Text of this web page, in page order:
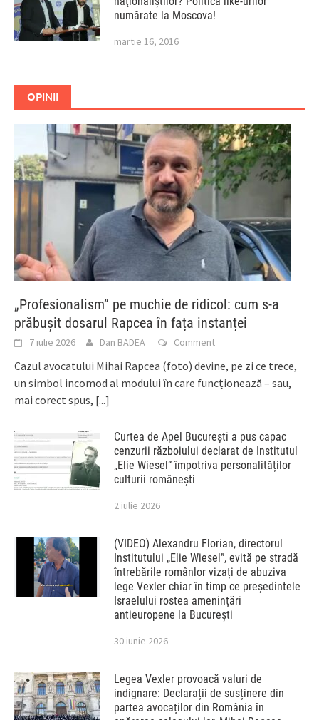
numărate la Moscova!
martie 16, 2016
OPINII
„Profesionalism” pe muchie de ridicol: cum s-a
prăbușit dosarul Rapcea în fața instanței
7 iulie 2026 Dan BADEA Comment
Cazul avocatului Mihai Rapcea (foto) devine, pe zi ce trece,
un simbol incomod al modului în care funcționează – sau,
mai corect spus, [...]
Curtea de Apel București a pus capac
cenzurii războiului declarat de Institutul
„Elie Wiesel” împotriva personalităților
culturii românești
2 iulie 2026
(VIDEO) Alexandru Florian, directorul
Institutului „Elie Wiesel”, evită pe stradă
întrebările românlor vizați de abuziva
lege Vexler chiar în timp ce președintele
Israelului rostea amenințări
antieuropene la București
30 iunie 2026
Legea Vexler provoacă valuri de
indignare: Declarații de susținere din
partea avocaților din România în